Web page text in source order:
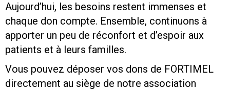
Aujourd’hui, les besoins restent immenses et
chaque don compte. Ensemble, continuons à
apporter un peu de réconfort et d’espoir aux
patients et à leurs familles.
Vous pouvez déposer vos dons de FORTIMEL
directement au siège de notre association